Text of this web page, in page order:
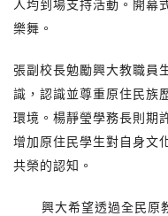
人均到場支持活動。開幕
樂舞。
張副校長勉勵興大教職員
識，認識並尊重原住民族
環境。楊靜瑩學務長則期
增加原住民學生對自身文
共榮的認知。
興大希望透過全民原教